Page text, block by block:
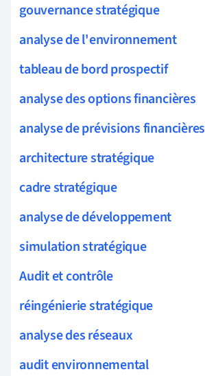
gouvernance stratégique
analyse de l'environnement
tableau de bord prospectif
analyse des options financières
analyse de prévisions financières
architecture stratégique
cadre stratégique
analyse de développement
simulation stratégique
Audit et contrôle
réingénierie stratégique
analyse des réseaux
audit environnemental